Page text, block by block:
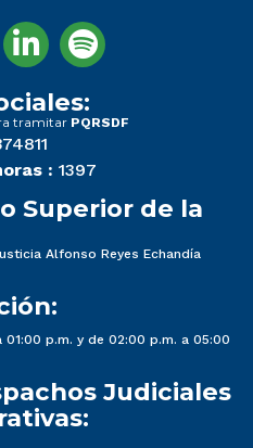
tramitar PQRSDF
: 1397
Superior de la
Alfonso Reyes Echandía
p.m. y de 02:00 p.m. a 05:00
Judiciales